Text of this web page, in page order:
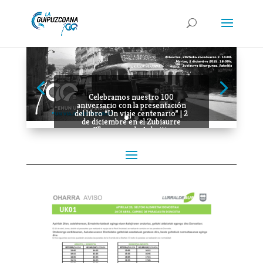
Celebramos nuestro 100
aniversario con la presentación
del libro “Un viaje centenario” | 2
de diciembre en el Zubiaurre
Elkargunea de Azkoitia